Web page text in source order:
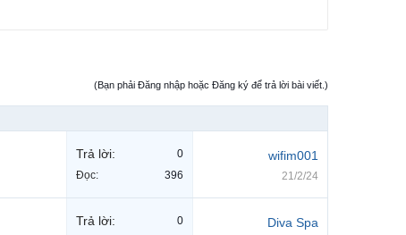
(Bạn phải Đăng nhập hoặc Đăng ký để trả lời bài viết.)
Trả lời:
0
Đọc:
396
wifim001
21/2/24
Trả lời:
0
Diva Spa